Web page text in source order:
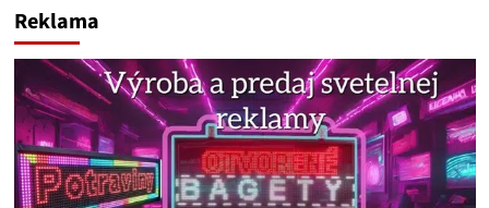
Reklama